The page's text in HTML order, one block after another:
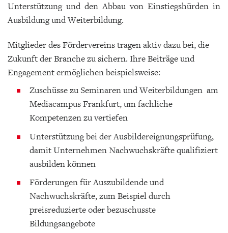
Unterstützung und den Abbau von Einstiegshürden in
Ausbildung und Weiterbildung.
Mitglieder des Fördervereins tragen aktiv dazu bei, die
Zukunft der Branche zu sichern. Ihre Beiträge und
Engagement ermöglichen beispielsweise:
Zuschüsse zu Seminaren und Weiterbildungen am
Mediacampus Frankfurt, um fachliche
Kompetenzen zu vertiefen
Unterstützung bei der Ausbildereignungsprüfung,
damit Unternehmen Nachwuchskräfte qualifiziert
ausbilden können
Förderungen für Auszubildende und
Nachwuchskräfte, zum Beispiel durch
preisreduzierte oder bezuschusste
Bildungsangebote